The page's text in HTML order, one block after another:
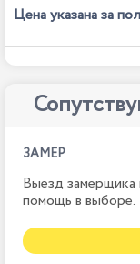
Цена указана за
ЗАМЕР
Выезд замерщика
помощь в выборе.